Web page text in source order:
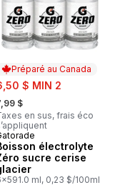
Préparé au Canada
$ MIN 2
, formerly:
$
en sus, frais éco
au Canada
électrolyte
sucre cerise
ml, 0,23 $/100ml